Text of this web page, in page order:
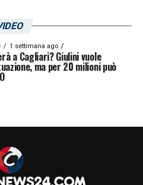
1 settimana ago
a Cagliari? Giulini vuole
ma per 20 milioni può